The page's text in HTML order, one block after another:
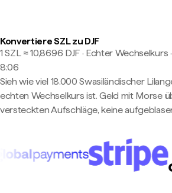
Konvertiere SZL zu DJF
1 SZL ≈ 10,8696 DJF · Echter Wechselkurs ·
8:06
Sieh wie viel 18.000 Swasiländischer
echten Wechselkurs ist. Geld mit Morse
versteckten Aufschläge, keine